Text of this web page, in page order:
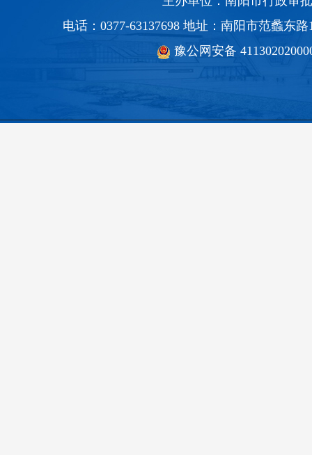
电话：0377-63137698 地址：南阳市范蠡东
豫公网安备